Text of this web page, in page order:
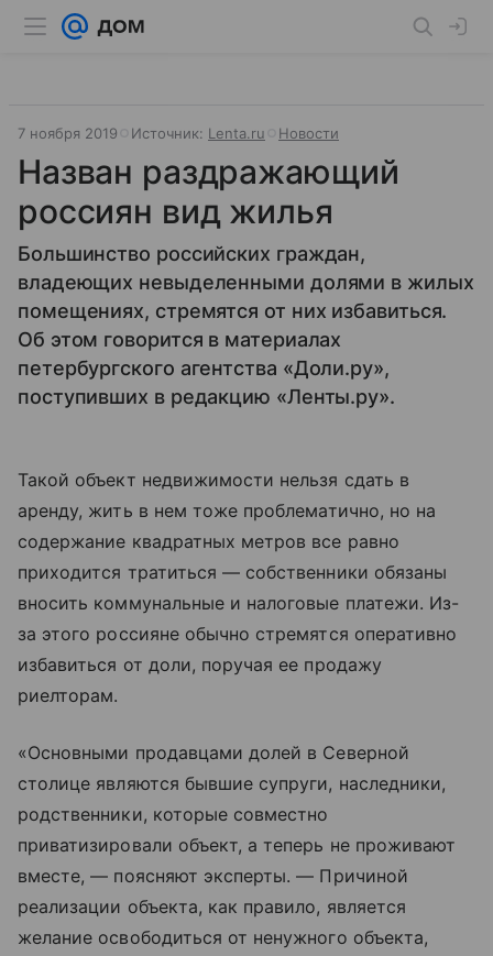
7 ноября 2019 Источник: Lenta.ru Новости
Назван раздражающий
россиян вид жилья
Большинство российских граждан,
владеющих невыделенными долями в жилых
помещениях, стремятся от них избавиться.
Об этом говорится в материалах
петербургского агентства «Доли.ру»,
поступивших в редакцию «Ленты.ру».
Такой объект недвижимости нельзя сдать в
аренду, жить в нем тоже проблематично, но на
содержание квадратных метров все равно
приходится тратиться — собственники обязаны
вносить коммунальные и налоговые платежи. Из-
за этого россияне обычно стремятся оперативно
избавиться от доли, поручая ее продажу
риелторам.
«Основными продавцами долей в Северной
столице являются бывшие супруги, наследники,
родственники, которые совместно
приватизировали объект, а теперь не проживают
вместе, — поясняют эксперты. — Причиной
реализации объекта, как правило, является
желание освободиться от ненужного объекта,